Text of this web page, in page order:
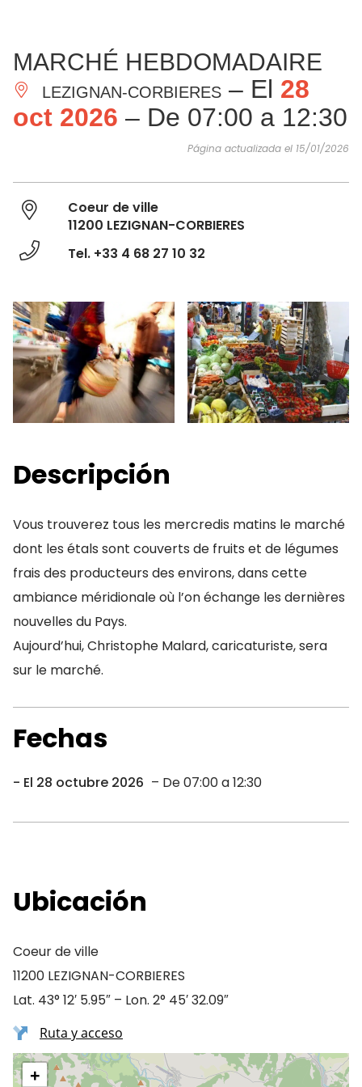
IMPRESCINDIBLES
HACER
INSPIRACIONES
MARCHÉ HEBDOMADAIRE
LEZIGNAN-CORBIERES – El 28
oct 2026 – De 07:00 a 12:30
Página actualizada el 15/01/2026
Coeur de ville
11200 LEZIGNAN-CORBIERES
Tel. +33 4 68 27 10 32
Descripción
Vous trouverez tous les mercredis matins le marché
dont les étals sont couverts de fruits et de légumes
frais des producteurs des environs, dans cette
ambiance méridionale où l’on échange les dernières
nouvelles du Pays.
Aujourd’hui, Christophe Malard, caricaturiste, sera
sur le marché.
Fechas
El 28 octubre 2026 – De 07:00 a 12:30
Ubicación
Coeur de ville
11200 LEZIGNAN-CORBIERES
Lat. 43° 12′ 5.95″ – Lon. 2° 45′ 32.09″
Ruta y acceso
+